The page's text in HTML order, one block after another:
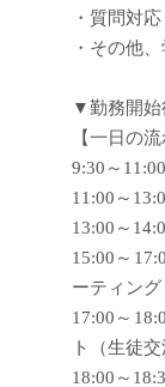
・質問対応
・その他
▼勤務開始
【一日の流
9:30～
11:00～
13:00～
15:00～
ーティング
17:00～
ト（生徒
18:00～